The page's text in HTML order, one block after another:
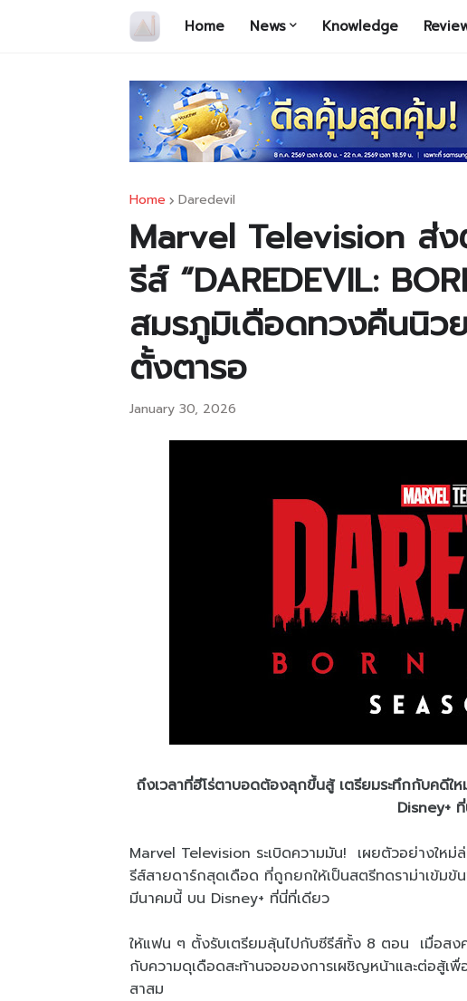
Home News Knowledge
Home Daredevil
Marvel Television ส่
รีส์ “DAREDEVIL:
สมรภูมิเดือดทวงคืนนิ
ตั้งตารอ
January 30, 2026
ถึงเวลาที่ฮีโร่ตาบอดต้องลุกขึ้นสู้ เตรียมระทึกกับคดี
Disney+
Marvel Television ระเบิดความมัน! เผยตัวอย่างให
รีส์สายดาร์กสุดเดือด ที่ถูกยกให้เป็นสตรีทดราม่าเข้ม
มีนาคมนี้ บน Disney+ ที่นี่ที่เดียว
ให้แฟน ๆ ตั้งรับเตรียมลุ้นไปกับซีรีส์ทั้ง 8 ตอน เมื่อสง
กับความดุเดือดสะท้านจอของการเผชิญหน้าและต่อสู้เ
สาสม